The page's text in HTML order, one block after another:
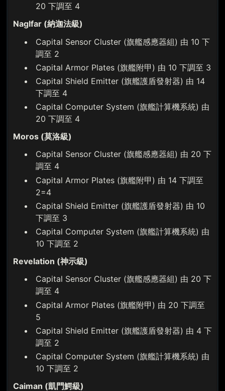
20 下調至 4
Naglfar (納迦法級)
Capital Sensor Cluster (旗艦感應器組) 由 10 下
調至 2
Capital Armor Plates (旗艦附甲) 由 10 下調至 3
Capital Shield Emitter (旗艦護盾發射器) 由 14
下調至 4
Capital Computer System (旗艦計算機系統) 由
20 下調至 4
Moros (莫洛級)
Capital Sensor Cluster (旗艦感應器組) 由 20 下
調至 4
Capital Armor Plates (旗艦附甲) 由 14 下調至
2=4
Capital Shield Emitter (旗艦護盾發射器) 由 10
下調至 3
Capital Computer System (旗艦計算機系統) 由
10 下調至 2
Revelation (神示級)
Capital Sensor Cluster (旗艦感應器組) 由 20 下
調至 4
Capital Armor Plates (旗艦附甲) 由 20 下調至
5
Capital Shield Emitter (旗艦護盾發射器) 由 4 下
調至 2
Capital Computer System (旗艦計算機系統) 由
10 下調至 2
Caiman (凱門鰐級)